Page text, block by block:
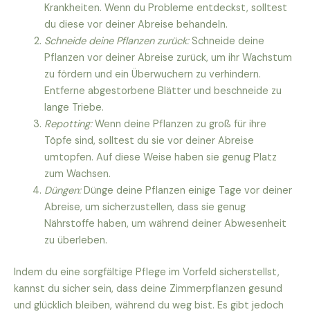
Krankheiten. Wenn du Probleme entdeckst, solltest
du diese vor deiner Abreise behandeln.
Schneide deine Pflanzen zurück:Schneide deine
Pflanzen vor deiner Abreise zurück, um ihr Wachstum
zu fördern und ein Überwuchern zu verhindern.
Entferne abgestorbene Blätter und beschneide zu
lange Triebe.
Repotting:Wenn deine Pflanzen zu groß für ihre
Töpfe sind, solltest du sie vor deiner Abreise
umtopfen. Auf diese Weise haben sie genug Platz
zum Wachsen.
Düngen:Dünge deine Pflanzen einige Tage vor deiner
Abreise, um sicherzustellen, dass sie genug
Nährstoffe haben, um während deiner Abwesenheit
zu überleben.
Indem du eine sorgfältige Pflege im Vorfeld sicherstellst,
kannst du sicher sein, dass deine Zimmerpflanzen gesund
und glücklich bleiben, während du weg bist. Es gibt jedoch